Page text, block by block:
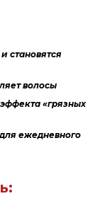
становятся
волосы
«грязных
ежедневного